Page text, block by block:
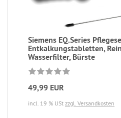
Siemens EQ.Series
Entkalkungstabletten,
Wasserfilter, Bürste
49,99 EUR
incl. 19 % USt zzgl. Versandkosten